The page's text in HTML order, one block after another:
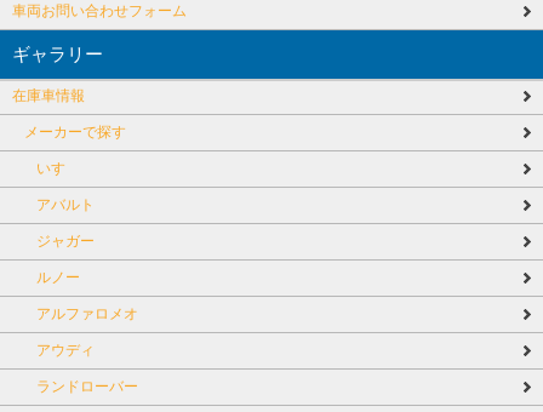
車両お問い合わせフォーム
ギャラリー
在庫車情報
メーカーで探す
いすゞ
アバルト
ジャガー
ルノー
アルファロメオ
アウディ
ランドローバー